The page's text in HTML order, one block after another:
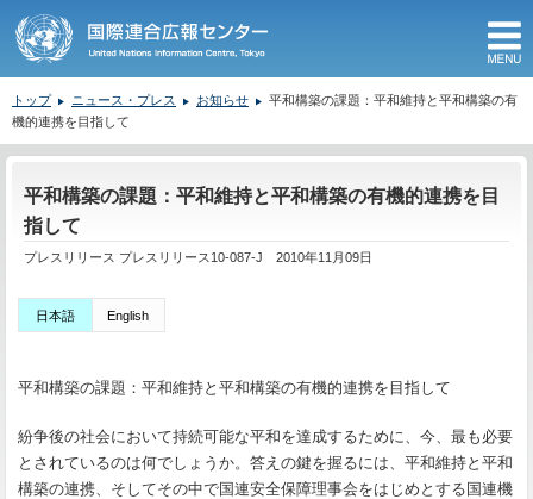
トップ ニュース・プレス お知らせ
平和構築の課題：平和維持と平和構築の有
機的連携を目指して
平和構築の課題：平和維持と平和構築の有機的連携を目
指して
プレスリリース プレスリリース10-087-J 2010年11月09日
日本語 English
平和構築の課題：平和維持と平和構築の有機的連携を目指して
紛争後の社会において持続可能な平和を達成するために、今、最も必要
とされているのは何でしょうか。答えの鍵を握るには、平和維持と平和
構築の連携、そしてその中で国連安全保障理事会をはじめとする国連機